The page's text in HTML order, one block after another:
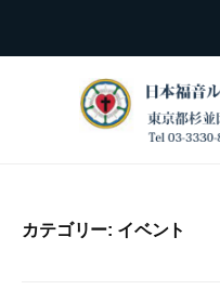
カテゴリー: イベント